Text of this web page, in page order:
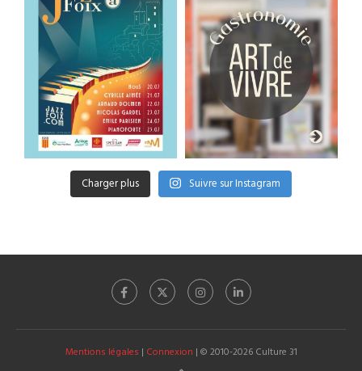
Charger plus Suivre sur Instagram
Mentions légales | Connexion | © 2010-2026 Culture 31